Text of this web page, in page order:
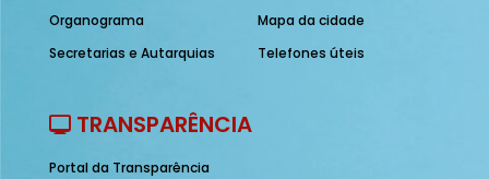
Organograma
Secretarias e Autarquias
Mapa da cidade
Telefones úteis
TRANSPARÊNCIA
Portal da Transparência